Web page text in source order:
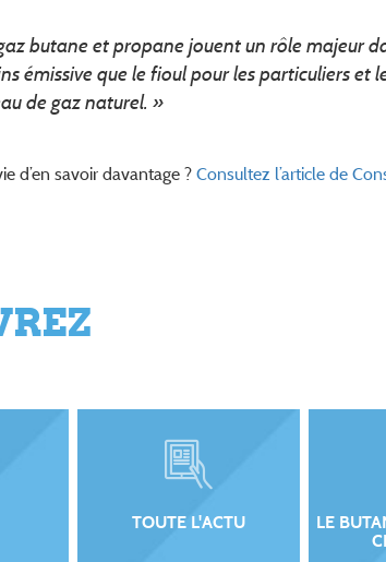
butane et propane jouent un rôle majeur
émissive que le fioul pour les particuliers
de gaz naturel. »
d’en savoir davantage ? Consultez l’article de
TOUTE L'ACTU
LE